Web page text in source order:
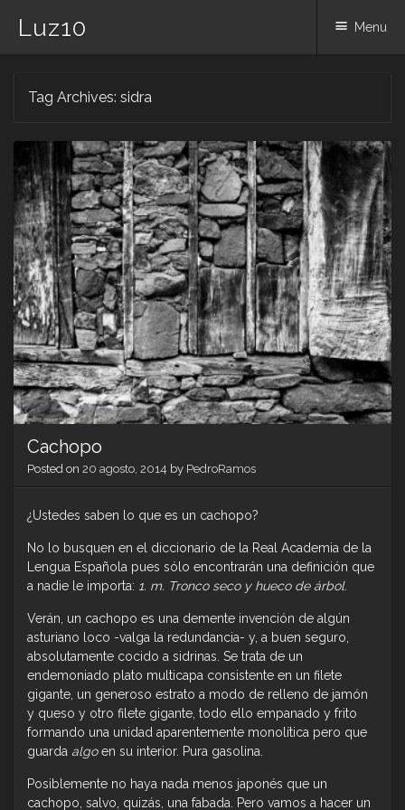
Luz10 Menu
Tag Archives: sidra
Cachopo
Posted on 20 agosto, 2014 by PedroRamos
¿Ustedes saben lo que es un cachopo?
No lo busquen en el diccionario de la Real Academia de la
Lengua Española pues sólo encontrarán una definición que
a nadie le importa: 1. m. Tronco seco y hueco de árbol.
Verán, un cachopo es una demente invención de algún
asturiano loco -valga la redundancia- y, a buen seguro,
absolutamente cocido a sidrinas. Se trata de un
endemoniado plato multicapa consistente en un filete
gigante, un generoso estrato a modo de relleno de jamón
y queso y otro filete gigante, todo ello empanado y frito
formando una unidad aparentemente monolítica pero que
guarda algoen su interior. Pura gasolina.
Posiblemente no haya nada menos japonés que un
cachopo, salvo, quizás, una fabada. Pero vamos a hacer un